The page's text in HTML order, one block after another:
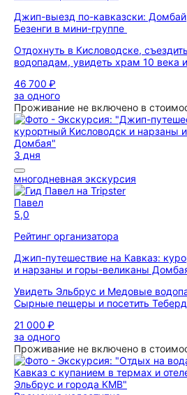
Джип-выезд по-кавказски:
Безенги в мини-группе
Отдохнуть в Кисловодске,
водопадам, увидеть храм 10 века
46 700 ₽
за одного
Проживание не включено в
3 дня
многодневная экскурсия
Павел
5,0
Рейтинг организатора
Джип-путешествие на Кавказ:
и нарзаны и горы-великаны
Увидеть Эльбрус и Медовые
Сырные пещеры и посетить
21 000 ₽
за одного
Проживание не включено в